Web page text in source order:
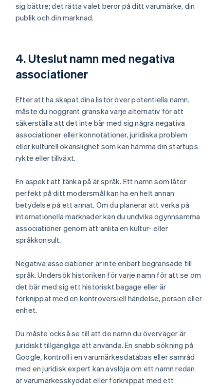
sig bättre; det rätta valet beror på ditt varumärke, din
publik och din marknad.
4. Uteslut namn med negativa
associationer
Efter att ha skapat dina listor över potentiella namn,
måste du noggrant granska varje alternativ för att
säkerställa att det inte bär med sig några negativa
associationer eller konnotationer, juridiska problem
eller kulturell okänslighet som kan hämma din startups
rykte eller tillväxt.
En aspekt att tänka på är språk. Ett namn som låter
perfekt på ditt modersmål kan ha en helt annan
betydelse på ett annat. Om du planerar att verka på
internationella marknader kan du undvika ogynnsamma
associationer genom att anlita en kultur- eller
språkkonsult.
Negativa associationer är inte enbart begränsade till
språk. Undersök historiken för varje namn för att se om
det bär med sig ett historiskt bagage eller är
förknippat med en kontroversiell händelse, person eller
enhet.
Du måste också se till att de namn du överväger är
juridiskt tillgängliga att använda. En snabb sökning på
Google, kontroll i en varumärkesdatabas eller samråd
med en juridisk expert kan avslöja om ett namn redan
är varumärkesskyddat eller förknippat med ett